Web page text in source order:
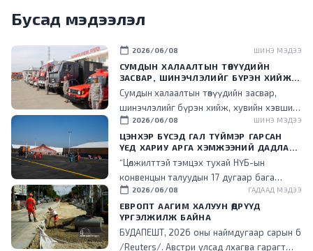
Бусад мэдээлэл
calendar_today 2026/06/08 ШИНЭ МЭДЭЭ
СУМДЫН ХАЛААЛТЫН ТӨВҮҮДИЙН
ЗАСВАР, ШИНЭЧЛЭЛИЙГ БҮРЭН ХИЙЖ,
ХУВИЙН ХЭВШИЛ РҮҮ МЕНЕЖМЕНТИЙГ
НЬ ШИЛЖҮҮЛСЭН ГЭДГИЙГ ОНЦОЛЛОО
Сумдын халаалтын төвүүдийн засвар,
шинэчлэлийг бүрэн хийж, хувийн хэвшил
рүү менежментийг нь шилжүүлснээр
төрийн ачаалал буурч, эдийн засгийн үр
ашигтай ажиллаж эхэлсэн гэдгийг энэ
үеэр танилцууллаа.
calendar_today 2026/06/08 ШИНЭ МЭДЭЭ
ЦЭНХЭР БҮСЭД ГАЛ ТҮЙМЭР ГАРСАН
ҮЕД ХАРИУ АРГА ХЭМЖЭЭНИЙ ДАДЛАГА
СУРГУУЛИЙГ ЗОХИОН БАЙГУУЛЛАА
“Цөлжилттэй тэмцэх тухай НҮБ-ын
конвенцын талуудын 17 дугаар бага
хурал (COP17) зохион байгуулах цэнхэр
бүсэд гал түймэр гарсан үед хариу арга
хэмжээ зохион байгуулах дадлага,
сургуулийг зохион байгууллаа.
calendar_today 2026/06/08 ГАДААД МЭДЭЭ
ЕВРОПТ ААГИМ ХАЛУУН ӨДРҮҮД
ҮРГЭЛЖИЛЖ БАЙНА
БУДАПЕШТ, 2026 оны наймдугаар сарын 6
/Reuters/. Австри улсад лхагва гарагт